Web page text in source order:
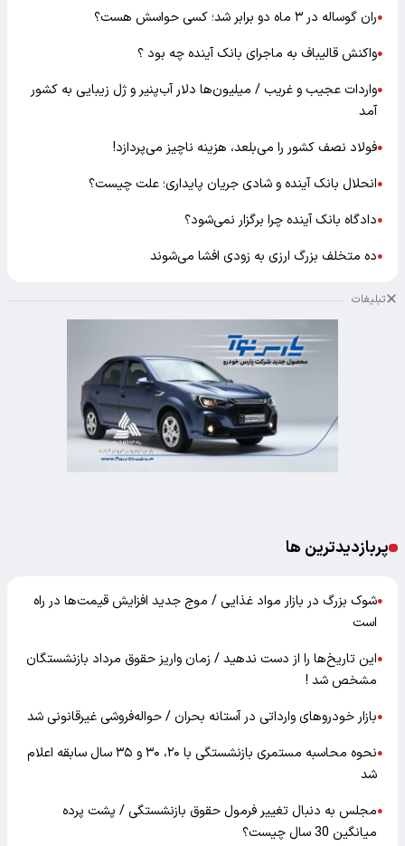
●ران گوساله در ۳ ماه دو برابر شد؛ کسی حواسش هست؟
●واکنش قالیباف به ماجرای بانک آینده چه بود ؟
●واردات عجیب و غریب / میلیون‌ها دلار آب‌پنیر و ژل زیبایی به کشور
آمد
●فولاد نصف کشور را می‌بلعد، هزینه ناچیز می‌پردازد!
●انحلال بانک آینده و شادی جریان پایداری؛ علت چیست؟
●دادگاه بانک آینده چرا برگزار نمی‌شود؟
●ده متخلف بزرگ ارزی به زودی افشا می‌شوند
تبلیغات
پربازدیدترین ها
●شوک بزرگ در بازار مواد غذایی / موج جدید افزایش قیمت‌ها در راه
است
●این تاریخ‌ها را از دست ندهید / زمان واریز حقوق مرداد بازنشستگان
مشخص شد !
●بازار خودرو‌های وارداتی در آستانه بحران / حواله‌فروشی غیرقانونی شد
●
نحوه محاسبه مستمری بازنشستگی با ۲۰، ۳۰ و ۳۵ سال سابقه اعلام
شد
●مجلس به دنبال تغییر فرمول حقوق بازنشستگی / پشت پرده
میانگین 30 سال چیست؟